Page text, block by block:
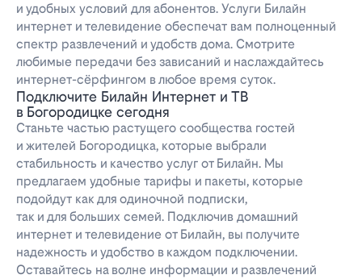
и удобных условий для абонентов. Услуги Билайн
интернет и телевидение обеспечат вам полноценный
спектр развлечений и удобств дома. Смотрите
любимые передачи без зависаний и наслаждайтесь
интернет-сёрфингом в любое время суток.
Подключите Билайн Интернет и ТВ
в Богородицке сегодня
Станьте частью растущего сообщества гостей
и жителей Богородицка, которые выбрали
стабильность и качество услуг от Билайн. Мы
предлагаем удобные тарифы и пакеты, которые
подойдут как для одиночной подписки,
так и для больших семей. Подключив домашний
интернет и телевидение от Билайн, вы получите
надежность и удобство в каждом подключении.
Оставайтесь на волне информации и развлечений